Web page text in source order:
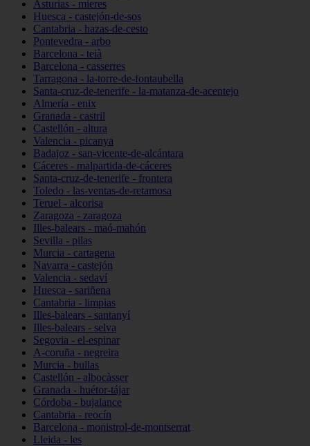
Asturias - mieres
Huesca - castejón-de-sos
Cantabria - hazas-de-cesto
Pontevedra - arbo
Barcelona - teià
Barcelona - casserres
Tarragona - la-torre-de-fontaubella
Santa-cruz-de-tenerife - la-matanza-de-acentejo
Almería - enix
Granada - castril
Castellón - altura
Valencia - picanya
Badajoz - san-vicente-de-alcántara
Cáceres - malpartida-de-cáceres
Santa-cruz-de-tenerife - frontera
Toledo - las-ventas-de-retamosa
Teruel - alcorisa
Zaragoza - zaragoza
Illes-balears - maó-mahón
Sevilla - pilas
Murcia - cartagena
Navarra - castejón
Valencia - sedaví
Huesca - sariñena
Cantabria - limpias
Illes-balears - santanyí
Illes-balears - selva
Segovia - el-espinar
A-coruña - negreira
Murcia - bullas
Castellón - albocàsser
Granada - huétor-tájar
Córdoba - bujalance
Cantabria - reocín
Barcelona - monistrol-de-montserrat
Lleida - les